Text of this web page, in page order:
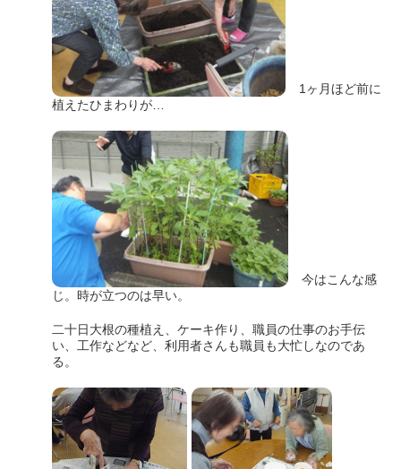
1ヶ月ほど前に
植えたひまわりが…
今はこんな感
じ。時が立つのは早い。
二十日大根の種植え、ケーキ作り、職員の仕事のお手伝
い、工作などなど、利用者さんも職員も大忙しなのであ
る。